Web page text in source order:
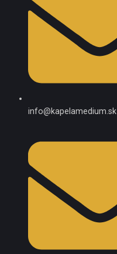
info@kapelamedium.sk